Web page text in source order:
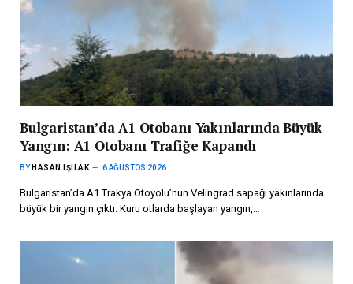
Bulgaristan’da A1 Otobanı Yakınlarında Büyük
Yangın: A1 Otobanı Trafiğe Kapandı
BY HASAN IŞILAK 6 AĞUSTOS 2026
Bulgaristan’da A1 Trakya Otoyolu’nun Velingrad sapağı yakınlarında
büyük bir yangın çıktı. Kuru otlarda başlayan yangın,…